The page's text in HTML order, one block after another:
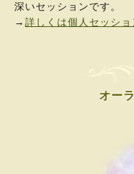
深いセッションです。
→ 詳しくは個人セッシ
オー